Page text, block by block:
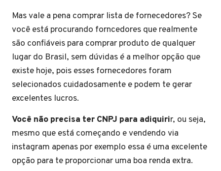
Mas vale a pena comprar lista de fornecedores? Se
você está procurando forncedores que realmente
são confiáveis para comprar produto de qualquer
lugar do Brasil, sem dúvidas é a melhor opção que
existe hoje, pois esses fornecedores foram
selecionados cuidadosamente e podem te gerar
excelentes lucros.
Você não precisa ter CNPJ para adiquirir, ou seja,
mesmo que está começando e vendendo via
instagram apenas por exemplo essa é uma excelente
opção para te proporcionar uma boa renda extra.